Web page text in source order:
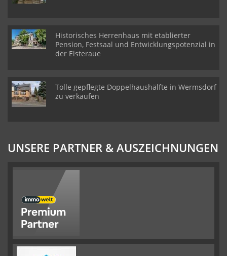
Historisches Herrenhaus mit etablierter
Pension, Festsaal und Entwicklungspotenzial in
der Elsteraue
Tolle gepflegte Doppelhaushälfte in Wermsdorf
zu verkaufen
UNSERE PARTNER & AUSZEICHNUNGEN